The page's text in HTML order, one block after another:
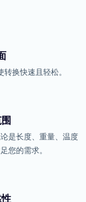
换快速且轻松。
是长度、重量、温度
您的需求。